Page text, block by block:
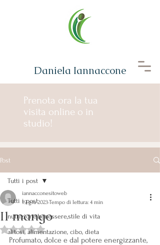
Daniela Iannaccone
Prenota ora la tua
visita online o in
studio!
Post
Tutti i post
nutrizione,benessere,stile di vita
alitosi, alimentazione, cibo, dieta
Tutti i post
Il mango
iannacconesitoweb
19 giu 2023Tempo di lettura: 4 min
Valutazione NaN stelle su 5.
Profumato, dolce e dal potere energizzante,